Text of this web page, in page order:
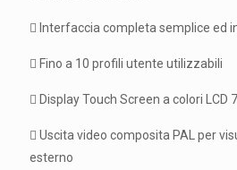
 Interfaccia completa semplice ed
 Fino a 10 profili utente utilizzabili
 Display Touch Screen a colori LCD
 Uscita video composita PAL per
esterno